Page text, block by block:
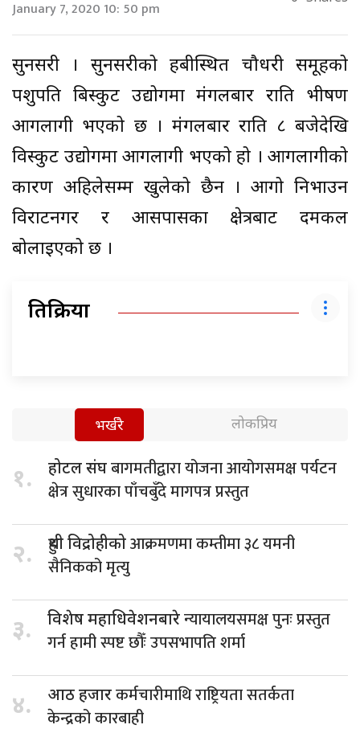
January 7, 2020 10: 50 pm
सुनसरी । सुनसरीको दुहबीस्थित चौधरी समूहको
पशुपति बिस्कुट उद्योगमा मंगलबार राति भीषण
आगलागी भएको छ । मंगलबार राति ८ बजेदेखि
विस्कुट उद्योगमा आगलागी भएको हो । आगलागीको
कारण अहिलेसम्म खुलेको छैन । आगो निभाउन
विराटनगर र आसपासका क्षेत्रबाट दमकल
बोलाइएको छ ।
प्रतिक्रिया
भर्खरै लोकप्रिय
१. होटल संघबागमतीद्वारा योजना आयोगसमक्ष पर्यटन
क्षेत्र सुधारका पाँचबुँदे मागपत्र प्रस्तुत
२. हुथी विद्रोहीकोआक्रमणमा कम्तीमा ३८ यमनी
सैनिकको मृत्यु
३. विशेष महाधिवेशनबारेन्यायालयसमक्ष पुनः प्रस्तुत
गर्न हामी स्पष्ट छौँः उपसभापति शर्मा
४. आठ हजारकर्मचारीमाथि राष्ट्रियता सतर्कता
केन्द्रको कारबाही